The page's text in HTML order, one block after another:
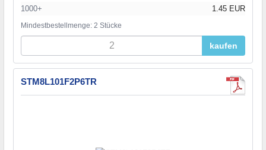
1000+
1.45 EUR
Mindestbestellmenge: 2 Stücke
kaufen
STM8L101F2P6TR